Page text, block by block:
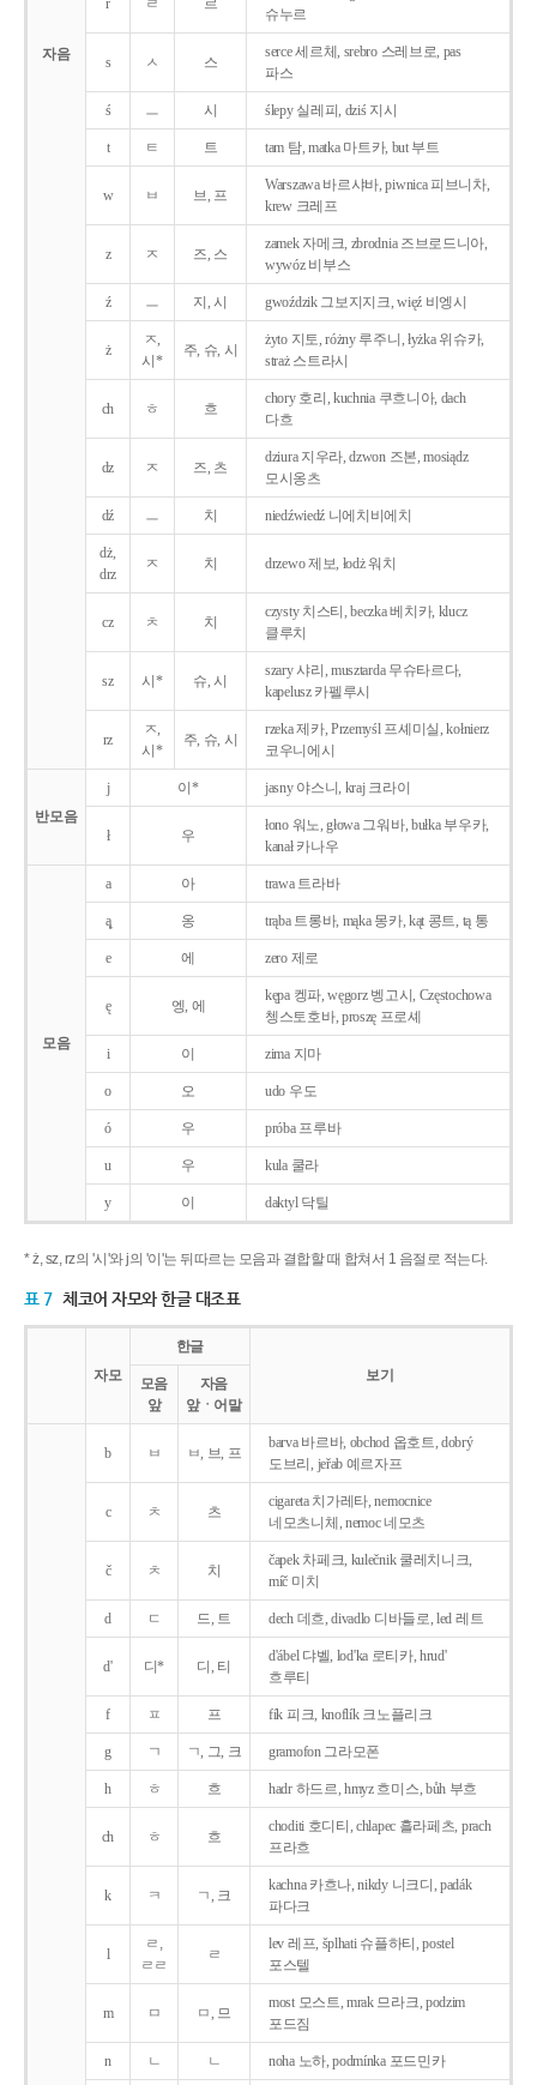
자음
r ㄹ 르
슈누르
s ㅅ 스
serce 세르체, srebro 스레브로, pas
파스
ś ㅡ 시 ślepy 실레피, dziś 지시
t ㅌ 트 tam 탐, matka 마트카, but 부트
w ㅂ 브, 프
Warszawa 바르샤바, piwnica 피브니차,
krew 크레프
z ㅈ 즈, 스
zamek 자메크, zbrodnia 즈브로드니아,
wywóz 비부스
ź ㅡ 지, 시 gwoździk 그보지지크, więź 비엥시
ż
ㅈ,
시*
주, 슈, 시
żyto 지토, różny 루주니, łyżka 위슈카,
straż 스트라시
ch ㅎ 흐
chory 호리, kuchnia 쿠흐니아, dach
다흐
dz ㅈ 즈, 츠
dziura 지우라, dzwon 즈본, mosiądz
모시옹츠
dź ㅡ 치 niedźwiedź 니에치비에치
dż,
drz
ㅈ 치 drzewo 제보, łodż 워치
cz ㅊ 치
czysty 치스티, beczka 베치카, klucz
클루치
sz 시* 슈, 시
szary 샤리, musztarda 무슈타르다,
kapelusz 카펠루시
rz
ㅈ,
시*
주, 슈, 시
rzeka 제카, Przemyśl 프셰미실, kołnierz
코우니에시
반모음
j 이* jasny 야스니, kraj 크라이
ł 우
łono 워노, głowa 그워바, bułka 부우카,
kanał 카나우
모음
a 아 trawa 트라바
ą̨ 옹 trąba 트롱바, mąka 몽카, kąt 콩트, tą 통
e 에 zero 제로
ę 엥, 에
kępa 켕파, węgorz 벵고시, Częstochowa
쳉스토호바, proszę 프로셰
i 이 zima 지마
o 오 udo 우도
ó 우 próba 프루바
u 우 kula 쿨라
y 이 daktyl 닥틸
* ż, sz, rz의 '시'와 j의 '이'는 뒤따르는 모음과 결합할 때 합쳐서 1 음절로 적는다.
표 7 체코어 자모와 한글 대조표
자모
한글
보기
모음
앞
자음
앞ㆍ어말
b ㅂ ㅂ, 브, 프
barva 바르바, obchod 옵호트, dobrý
도브리, jeřab 예르자프
c ㅊ 츠
cigareta 치가레타, nemocnice
네모츠니체, nemoc 네모츠
č ㅊ 치
čapek 차페크, kulečnik 쿨레치니크,
míč 미치
d ㄷ 드, 트 dech 데흐, divadlo 디바들로, led 레트
d' 디* 디, 티
d'ábel 댜벨, lod'ka 로티카, hrud'
흐루티
f ㅍ 프 fík 피크, knoflík 크노플리크
g ㄱ ㄱ, 그, 크 gramofon 그라모폰
h ㅎ 흐 hadr 하드르, hmyz 흐미스, bůh 부흐
ch ㅎ 흐
choditi 호디티, chlapec 흘라페츠, prach
프라흐
k ㅋ ㄱ, 크
kachna 카흐나, nikdy 니크디, padák
파다크
l
ㄹ,
ㄹㄹ
ㄹ
lev 레프, šplhati 슈플하티, postel
포스텔
m ㅁ ㅁ, 므
most 모스트, mrak 므라크, podzim
포드짐
n ㄴ ㄴ noha 노하, podmínka 포드민카